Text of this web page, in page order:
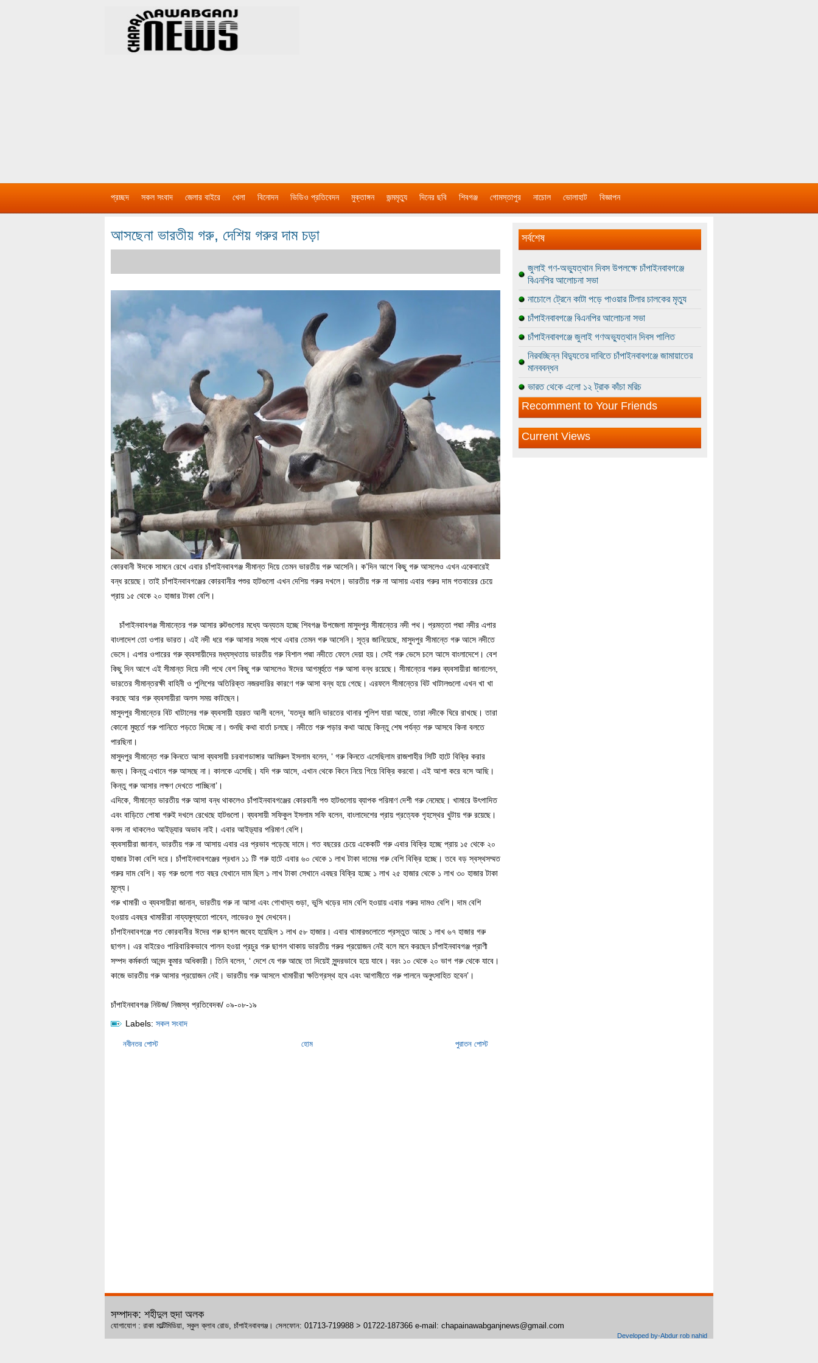
প্রচ্ছদ সকল সংবাদ জেলার বাইরে খেলা বিনোদন ভিডিও প্রতিবেদন মুক্তাঙ্গন জন্মমৃত্যু দিনের ছবি শিবগঞ্জ গোমস্তাপুর নাচোল ভোলাহাট বিজ্ঞাপন
আসছেনা ভারতীয় গরু, দেশিয় গরুর দাম চড়া
কোরবানী ঈদকে সামনে রেখে এবার চাঁপাইনবাবগঞ্জ সীমান্ত দিয়ে তেমন ভারতীয় গরু আসেনি। ক’দিন আগে কিছু গরু আসলেও এখন একেবারেই
বন্ধ রয়েছে। তাই চাঁপাইনবাবগঞ্জের কোরবানীর পশুর হাটগুলো এখন দেশিয় গরুর দখলে। ভারতীয় গরু না আসায় এবার গরুর দাম গতবারের চেয়ে
প্রায় ১৫ থেকে ২০ হাজার টাকা বেশি।
চাঁপাইনবাবগঞ্জ সীমান্তের গরু আসার রুটগুলোর মধ্যে অন্যতম হচ্ছে শিবগঞ্জ উপজেলা মাসুদপুর সীমান্তের নদী পথ। প্রমত্তা পদ্মা নদীর এপার
বাংলাদেশ তো ওপার ভারত। এই নদী ধরে গরু আসার সহজ পথে এবার তেমন গরু আসেনি। সূত্র জানিয়েছে, মাসুদপুর সীমান্তে গরু আসে নদীতে
ভেসে। এপার ওপারের গরু ব্যবসায়ীদের মধ্যস্থতায় ভারতীয় গরু বিশাল পদ্মা নদীতে ফেলে দেয়া হয়। সেই গরু ভেসে চলে আসে বাংলাদেশে। বেশ
কিছু দিন আগে এই সীমান্ত দিয়ে নদী পথে বেশ কিছু গরু আসলেও ঈদের আগমূর্হুতে গরু আসা বন্ধ রয়েছে। সীমান্তের গরুর ব্যবসায়ীরা জানালেন,
ভারতের সীমান্তরক্ষী বাহিনী ও পুলিশের অতিরিক্ত নজরদারির কারণে গরু আসা বন্ধ হয়ে গেছে। এরফলে সীমান্তের বিট খাটালগুলো এখন খা খা
করছে আর গরু ব্যবসায়ীরা অলস সময় কাটছেন।
মাসুদপুর সীমান্তের বিট খাটালের গরু ব্যবসায়ী হয়রত আলী বলেন, ‘যতদূর জানি ভারতের থানার পুলিশ যারা আছে, তারা নদীকে ঘিরে রাখছে। তারা
কোনো মুহুর্তে গরু পানিতে পড়তে দিচ্ছে না। শুনছি কথা বার্তা চলছে। নদীতে গরু পড়ার কথা আছে কিন্তু শেষ পর্যন্ত গরু আসবে কিনা বলতে
পারছিনা।
মাসুদপুর সীমান্তে গরু কিনতে আসা ব্যবসায়ী চরবাগডাঙ্গার আমিরুল ইসলাম বলেন, ‘ গরু কিনতে এসেছিলাম রাজশাহীর সিটি হাটে বিক্রি করার
জন্য। কিন্তু এখানে গরু আসছে না। কালকে এসেছি। যদি গরু আসে, এখান থেকে কিনে নিয়ে গিয়ে বিক্রি করবো। এই আশা করে বসে আছি।
কিন্তু গরু আসার লক্ষণ দেখতে পাচ্ছিনা’।
এদিকে, সীমান্তে ভারতীয় গরু আসা বন্ধ থাকলেও চাঁপাইনবাবগঞ্জের কোরবানী পশু হাটগুলোয় ব্যাপক পরিমাণ দেশী গরু নেমেছে। খামারে উৎপাদিত
এবং বাড়িতে পোষা গরুই দখলে রেখেছে হাটগুলো। ব্যবসায়ী সফিকুল ইসলাম সফি বলেন, বাংলাদেশের প্রায় প্রত্যেক গৃহস্থের খুটায় গরু রয়েছে।
বলদ না থাকলেও আইড়্যার অভাব নাই। এবার আইড়্যার পরিমাণ বেশি।
ব্যবসায়ীরা জানান, ভারতীয় গরু না আসায় এবার এর প্রভাব পড়েছে দামে। গত বছরের চেয়ে একেকটি গরু এবার বিক্রি হচ্ছে প্রায় ১৫ থেকে ২০
হাজার টাকা বেশি দরে। চাঁপাইনবাবগঞ্জের প্রধান ১১ টি গরু হাটে এবার ৬০ থেকে ১ লাখ টাকা দামের গরু বেশি বিক্রি হচ্ছে। তবে বড় স্বস্থসম্মত
গরুর দাম বেশি। বড় গরু গুলো গত বছর যেখানে দাম ছিল ১ লাখ টাকা সেখানে এবছর বিক্রি হচ্ছে ১ লাখ ২৫ হাজার থেকে ১ লাখ ৩০ হাজার টাকা
মূল্যে।
গরু খামারী ও ব্যবসায়ীরা জানান, ভারতীয় গরু না আসা এবং গোখাদ্য গুড়া, ভুসি খড়ের দাম বেশি হওয়ায় এবার গরুর দামও বেশি। দাম বেশি
হওয়ায় এবছর খামারীরা নায্যমূল্যতো পাবেন, লাভেরও মুখ দেখবেন।
চাঁপাইনবাবগঞ্জে গত কোরবানীর ঈদের গরু ছাগল জবেহ হয়েছিল ১ লাখ ৫৮ হাজার। এবার খামারগুলোতে প্রস্তুত আছে ১ লাখ ৬৭ হাজার গরু
ছাগল। এর বাইরেও পারিবারিকভাবে পালন হওয়া প্রচুর গরু ছাগল থাকায় ভারতীয় গরুর প্রয়োজন নেই বলে মনে করছেন চাঁপাইনবাবগঞ্জ প্রাণী
সম্পদ কর্মকর্তা আনন্দ কুমার অধিকারী। তিনি বলেন, ‘ দেশে যে গরু আছে তা দিয়েই সুন্দরভাবে হয়ে যাবে। বরং ১০ থেকে ২০ ভাগ গরু থেকে যাবে।
কাজে ভারতীয় গরু আসার প্রয়োজন নেই। ভারতীয় গরু আসলে খামারীরা ক্ষতিগ্রস্থ হবে এবং আগামীতে গরু পালনে অনুৎসাহিত হবেন’।
চাঁপাইনবাবগঞ্জ নিউজ/ নিজস্ব প্রতিবেদক/ ০৯-০৮-১৯
Labels: সকল সংবাদ
নবীনতর পোস্ট পুরাতন পোস্ট
হোম
সর্বশেষ
জুলাই গণ-অভ্যুত্থান দিবস উপলক্ষে চাঁপাইনবাবগঞ্জে
বিএনপির আলোচনা সভা
নাচোলে ট্রেনে কাটা পড়ে পাওয়ার টিলার চালকের মৃত্যু
চাঁপাইনবাবগঞ্জে বিএনপির আলোচনা সভা
চাঁপাইনবাবগঞ্জে জুলাই গণঅভ্যুত্থান দিবস পালিত
নিরবচ্ছিন্ন বিদ্যুতের দাবিতে চাঁপাইনবাবগঞ্জে জামায়াতের
মানববন্ধন
ভারত থেকে এলো ১২ ট্রাক কাঁচা মরিচ
Recomment to Your Friends
Current Views
সম্পাদক: শহীদুল হুদা অলক
যোগাযোগ : রাকা মাল্টিমিডিয়া, স্কুল ক্লাব রোড, চাঁপাইনবাবগঞ্জ। সেলফোন: 01713-719988 > 01722-187366 e-mail: chapainawabganjnews@gmail.com
Developed by-Abdur rob nahid